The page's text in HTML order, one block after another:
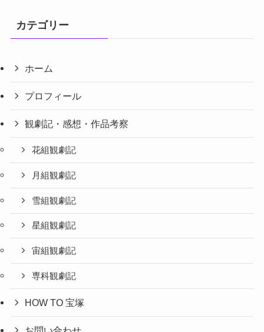
カテゴリー
ホーム
プロフィール
観劇記・感想・作品考察
花組観劇記
月組観劇記
雪組観劇記
星組観劇記
宙組観劇記
専科観劇記
HOW TO 宝塚